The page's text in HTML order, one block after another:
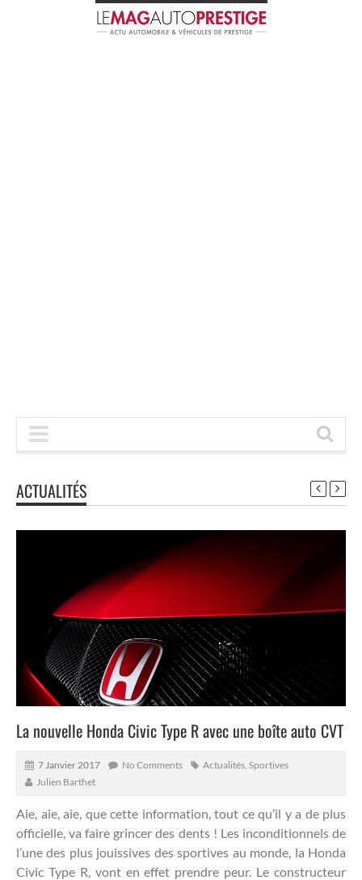
ACTUALITÉS
La nouvelle Honda Civic Type R avec une boîte auto CVT
7 Janvier 2017 No Comments Actualités Sportives
Julien Barthet
Aie, aie, aie, que cette information, tout ce qu’il y a de plus
officielle, va faire grincer des dents ! Les inconditionnels de
l’une des plus jouissives des sportives au monde, la Honda
Civic Type R, vont en effet prendre peur. Le constructeur